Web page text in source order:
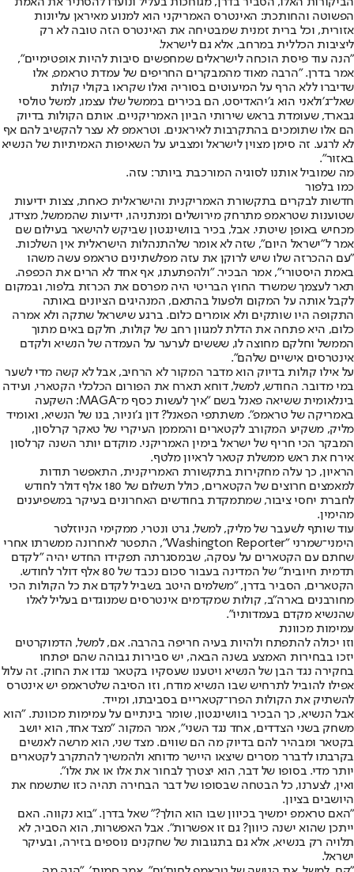
הפשוטה והחותכת: האינטרס האמריקני הוא למנוע מאיראן עליונות
אזורית, וכל ברית זמנית שמבטיחה את האינטרס הזה טובה לא רק
ליציבות הכללית במרחב, אלא גם לישראל.
״הנה עוד פיסת הוכחה לישראלים שמחפשים סיבות להיות אופטימיים״,
אמר בדרן. ״הרבה מאוד מהמבקרים החריפים של עמדת טראמפ, אלו
שדיברו ללא הרף על המיעוטים בסוריה ואלו שקראו בקולי קולות
שאל־ג׳ולאני הוא ג׳יהאדיסט, הם בכירים בממשל שלו עצמו, למשל טולסי
גבארד, שעומדת בראש שירותי הביון האמריקניים. אותם הקולות בדיוק
הם אלו שתומכים בהתקרבות לאיראנים. וטראמפ לא עצר להקשיב להם אף
לא לרגע. זה סימן מצוין לישראל ומצביע על השאיפות האמיתיות של הנשיא
באזור״.
מה שמוביל אותנו לסוגיה המורכבת ביותר: עזה.
כמו בלפור
חדשות לבקרים בתקשורת האמריקנית והישראלית כאחת, צצות ידיעות
שטוענות שטראמפ מתרחק מירושלים ומנתניהו, ידיעות שהממשל, מצידו,
מכחיש באופן שיטתי. אבל, בכיר בוושינגטון שביקש להישאר בעילום שם
אמר ל״ישראל היום״, שזה לא אומר שלהתנהלות הישראלית אין השלכות.
״עם ההכרזה שלו שיש לרוקן את עזה מפלשתינים טראמפ עשה משהו
באמת היסטורי״, אמר הבכיר. ״ולהפתעתו, אף אחד לא הרים את הכפפה.
תאר לעצמך שמשרד החוץ הבריטי היה מפרסם את הכרזת בלפור, ובמקום
לקבל אותה על המקום ולפעול בהתאם, המנהיגים הציונים באותה
התקופה היו שותקים ולא אומרים כלום. ברגע שישראל שתקה ולא אמרה
כלום, היא פתחה את הדלת למגוון רחב של קולות, חלקם באים מתוך
הממשל וחלקם מחוצה לו, שששים לערער על העמדה של הנשיא ולקדם
אינטרסים אישיים שלהם״.
על אילו קולות בדיוק הוא מדבר המקור לא הרחיב, אבל לא קשה מדי לשער
במי מדובר. החודש, למשל, דוחא תארח את הפורום הכלכלי הקטארי, ועידה
בינלאומית ששיאה פאנל בשם "איך לעשות כסף מ־MAGA: השקעה
באמריקה של טראמפ״. משתתפי הפאנל? דון ג׳וניור, בנו של הנשיא, ואומיד
מליק, משקיע המקורב לקטארים והמממן העיקרי של טאקר קרלסון,
המבקר הכי חריף של ישראל בימין האמריקני. מוקדם יותר השנה קרלסון
אירח את ראש ממשלת קטאר לראיון מלטף.
הראיון, כך עלה מחקירות בתקשורת האמריקנית, התאפשר תודות
למאמצים חרוצים של הקטארים, כולל תשלום של 180 אלף דולר לחודש
לחברת יחסי ציבור, שמתמקדת בחודשים האחרונים בעיקר במשפיענים
מהימין.
עוד שותף לשעבר של מליק, למשל, גרט ונטרי, ממקימי הניוזלטר
הימני־שמרני "Washington Reporter", התפטר לאחרונה ממשרתו אחרי
שחתם עם הקטארים על עסקה, שבמסגרתה תפקידו החדש יהיה ״לקדם
תדמית חיובית״ של המדינה בעבור סכום נכבד של 80 אלף דולר לחודש.
הקטארים, הסביר בדרן, "משלמים היטב בשביל לקדם את כל הקולות הכי
מחורבנים בארה"ב, קולות שמקדמים אינטרסים שמנוגדים בעליל לאלו
שהנשיא מקדם בעמדותיו".
עמימות מכוונת
וזו יכולה להתפתח ולהיות בעיה חריפה בהרבה. אם, למשל, הדמוקרטים
יזכו בבחירות האמצע בשנה הבאה, יש סבירות גבוהה שהם יפתחו
בחקירה נגד הבן של הנשיא ויטענו שעסקיו בקטאר נגדו את החוק. זה עלול
אפילו להוביל לתרחיש שבו הנשיא מודח, וזו הסיבה שלטראמפ יש אינטרס
להשתיק את הקולות הפרו־קטאריים בסביבתו, ומייד.
אבל הנשיא, כך הבכיר בוושינגטון, שומר בינתיים על עמימות מכוונת. "הוא
משחק בשני הצדדים, אחד נגד השני", אמר המקור. "מצד אחד, הוא יושב
בקטאר ומבהיר להם בדיוק מה הם שווים. מצד שני, הוא מרשה לאנשים
בקרבתו לדברר מסרים שיצאו היישר מדוחא ולהמשיך להתקרב לקטארים
יותר מדי. בסופו של דבר, הוא יצטרך לבחור את אלו או את אלו".
ואין, לצערנו, כל הבטחה שבסופו של דבר הבחירה תהיה כזו שתשמח את
היושבים בציון.
״האם טראמפ ימשיך בכיוון שבו הוא הולך?״ שאל בדרן. ״בוא נקווה. האם
ייתכן שהוא ישנה כיוון? גם זו אפשרות״. אבל האפשרות, הוא הסביר, לא
תלויה רק בנשיא, אלא גם בתגובות של שחקנים נוספים בזירה, ובעיקר
ישראל.